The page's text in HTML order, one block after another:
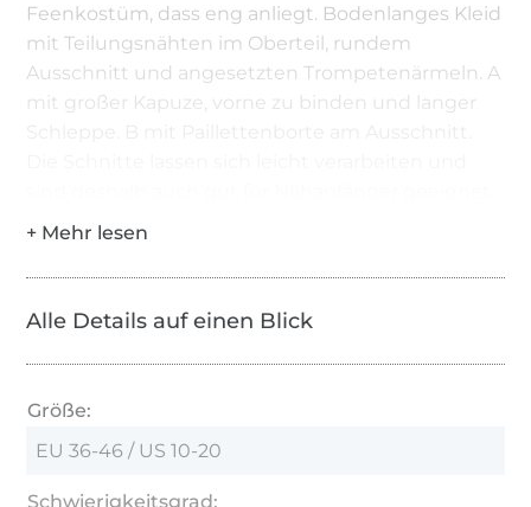
Feenkostüm, dass eng anliegt. Bodenlanges Kleid
mit Teilungsnähten im Oberteil, rundem
Ausschnitt und angesetzten Trompetenärmeln. A
mit großer Kapuze, vorne zu binden und langer
Alle Details auf einen Blick
Größe:
EU 36-46 / US 10-20
Schwierigkeitsgrad: